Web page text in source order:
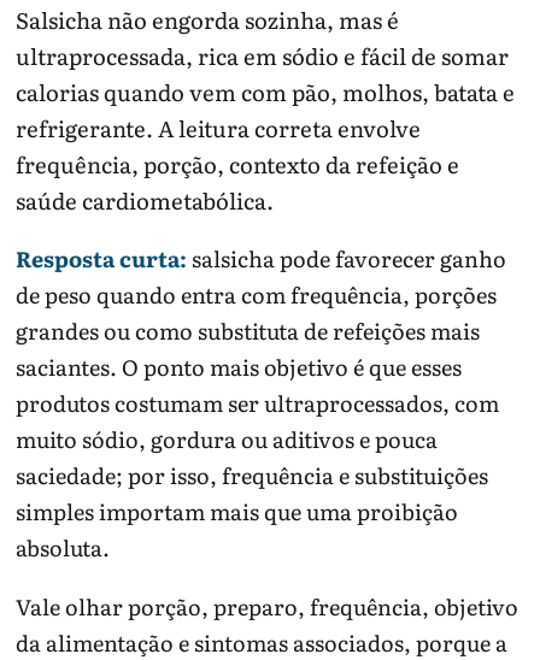
Salsicha não engorda sozinha, mas é
ultraprocessada, rica em sódio e fácil de somar
calorias quando vem com pão, molhos, batata e
refrigerante. A leitura correta envolve
frequência, porção, contexto da refeição e
saúde cardiometabólica.
Resposta curta: salsicha pode favorecer ganho
de peso quando entra com frequência, porções
grandes ou como substituta de refeições mais
saciantes. O ponto mais objetivo é que esses
produtos costumam ser ultraprocessados, com
muito sódio, gordura ou aditivos e pouca
saciedade; por isso, frequência e substituições
simples importam mais que uma proibição
absoluta.
Vale olhar porção, preparo, frequência, objetivo
da alimentação e sintomas associados, porque a